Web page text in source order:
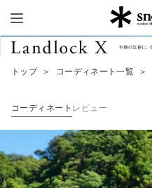
トップ ＞ コーディネート一覧 ＞
コーディネート レビュー